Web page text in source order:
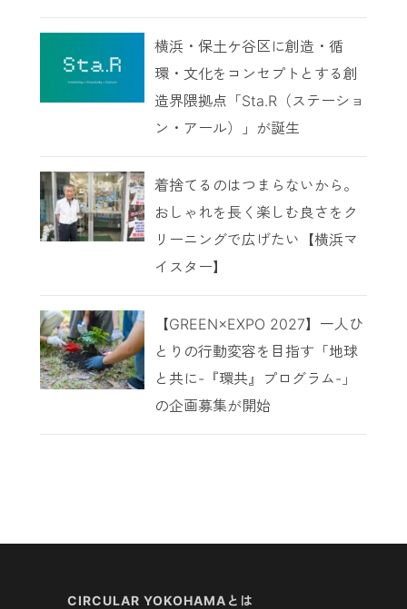
横浜・保土ケ谷区に創造・循
環・文化をコンセプトとする創
造界隈拠点「Sta.R（ステーショ
ン・アール）」が誕生
着捨てるのはつまらないから。
おしゃれを長く楽しむ良さをク
リーニングで広げたい【横浜マ
イスター】
【GREEN×EXPO 2027】一人ひ
とりの行動変容を目指す「地球
と共に-『環共』プログラム-」
の企画募集が開始
CIRCULAR YOKOHAMAとは